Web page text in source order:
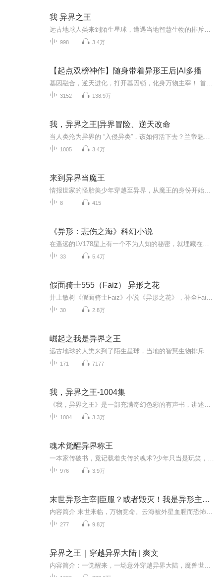
我 异界之王
998 3.4万
【起点双榜神作】随身带着异形王后|AI多播
3152 138.9万
我，异界之王|异界冒险、逆天改命
1005 3.4万
来到异界当魔王
8 415
《异形：悲伤之海》科幻小说
33 5.4万
假面骑士555（Faiz） 异形之花
30 2.8万
崛起之我是异界之王
171 7177
我，异界之王-1004集
1004 3.3万
魂术觉醒异界称王
976 3.9万
末世异形主宰|臣服？或者毁灭！我是异形主宰，我为恐惧代言！|多人有声剧
277 9.8万
异界之王｜穿越异界大陆 | 爽文